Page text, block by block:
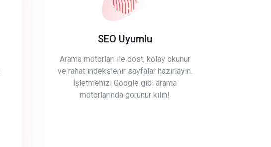
SEO Uyumlu
Arama motorları ile dost, kolay okunur
ve rahat indekslenir sayfalar hazırlayın.
İşletmenizi Google gibi arama
motorlarında görünür kılın!